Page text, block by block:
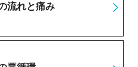
流れと痛み